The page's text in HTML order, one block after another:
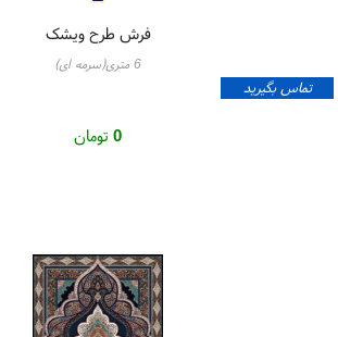
فرش طرح ویشک
6 متری(سرمه ای)
تماس بگیرید
0تومان